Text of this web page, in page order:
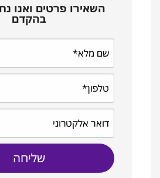
השאירו פרטים ואנו
בהקדם